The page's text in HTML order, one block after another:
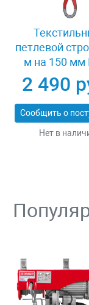
петлевой
м на 150 мм
СТП-5-8
2 490
Нет в